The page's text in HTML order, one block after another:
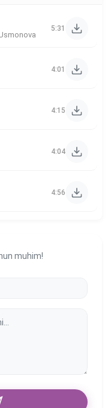
5:31
4:01
4:15
4:04
4:56
muhim!